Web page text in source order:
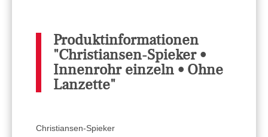
Produktinformationen
"Christiansen-Spieker •
Innenrohr einzeln • Ohne
Lanzette"
Christiansen-Spieker